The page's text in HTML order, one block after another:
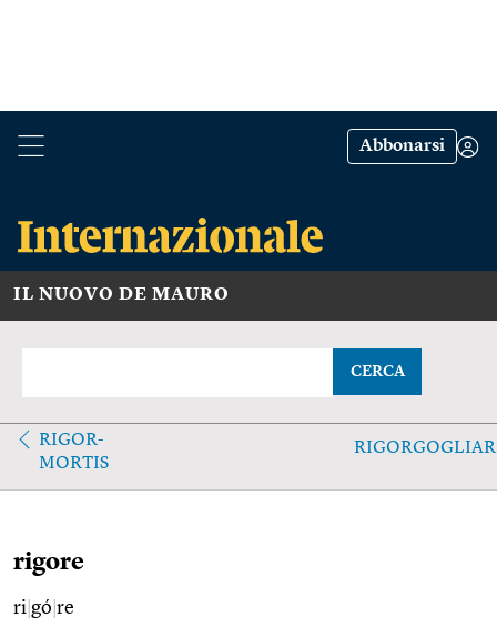
Abbonarsi
IL NUOVO DE MAURO
CERCA
RIGOR-
MORTIS
rigore
ri gó re